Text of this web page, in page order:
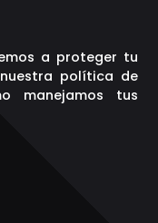
a proteger tu
política de
manejamos tus